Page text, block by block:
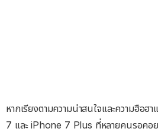
หากเรียงตามความน่าสนใจและความฮือ
7 และ iPhone 7 Plus ที่หลายคนรอคอ